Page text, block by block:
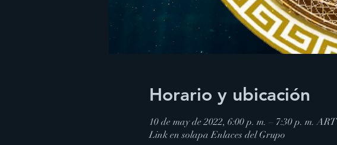
Horario y ubicación
10 de may de 2022, 6:00 p. m. – 7:30 p. m. ART
Link en solapa Enlaces del Grupo